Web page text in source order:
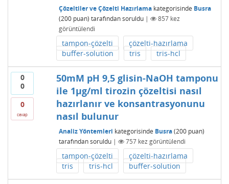
Çözeltiler ve Çözelti Hazırlamakategorisinde Busra
(200puan) tarafından soruldu | 857kez
görüntülendi
tampon-çözelti
çözelti-hazırlama
buffer-solution
tris tris-hcl
0
0
0
cevap
50mM pH 9,5 glisin-NaOH tamponu
ile 1µg/ml tirozin çözeltisi nasıl
hazırlanır ve konsantrasyonunu
nasıl bulunur
Analiz Yöntemleri kategorisinde Busra (200puan)
tarafından soruldu | 757kez görüntülendi
tampon-çözelti
çözelti-hazırlama
tris
tris-hcl buffer-solution